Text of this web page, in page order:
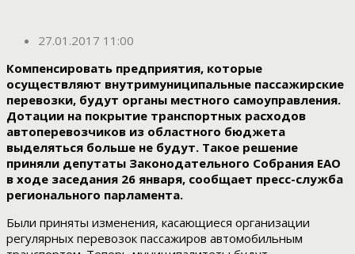
27.01.2017 11:00
Компенсировать предприятия, которые
осуществляют внутримуниципальные пассажирские
перевозки, будут органы местного самоуправления.
Дотации на покрытие транспортных расходов
автоперевозчиков из областного бюджета
выделяться больше не будут. Такое решение
приняли депутаты Законодательного Собрания ЕАО
в ходе заседания 26 января, сообщает пресс-служба
регионального парламента.
Были приняты изменения, касающиеся организации
регулярных перевозок пассажиров автомобильным